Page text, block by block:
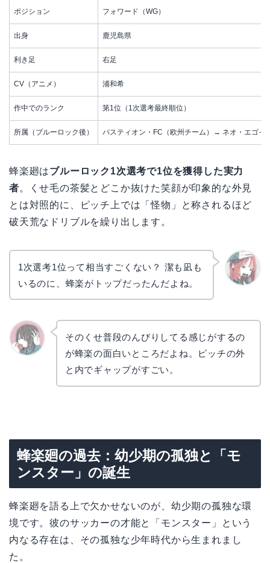
ポジション フォワード（WG）
出身 鹿児島県
利き足 右足
CV（アニメ） 浦和希
作中でのランク 第1位（1次選考最終順位）
所属（ブルーロック後） バスティオン・FC（欧州チーム）→ ネオ・エゴイ
蜂楽廻はブルーロック1次選考で1位を獲得した実力
者。くせ毛の茶髪とどこか抜けた笑顔が印象的な外見
とは対照的に、ピッチ上では「怪物」と称されるほど
破天荒なドリブルを繰り出します。
1次選考1位って相当すごくない？ 潔も凪も
いるのに、蜂楽がトップだったんだよね。
そのくせ普段のんびりしてる感じがするの
が蜂楽の面白いところだよね。ピッチの外
と内でギャップがすごい。
蜂楽廻の過去：幼少期の孤独と「モ
ンスター」の誕生
蜂楽廻を語る上で欠かせないのが、幼少期の孤独な環
境です。彼のサッカーの才能と「モンスター」という
内なる存在は、その孤独な少年時代から生まれまし
た。